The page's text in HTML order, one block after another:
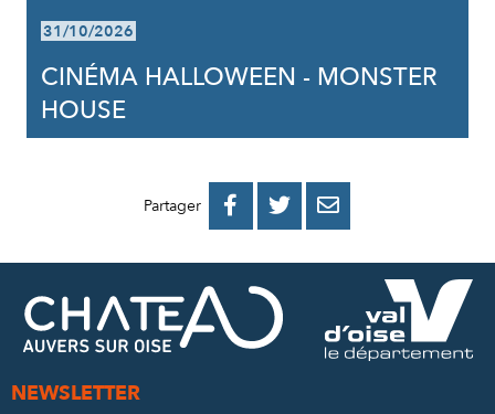
31/10/2026
CINÉMA HALLOWEEN - MONSTER
HOUSE
Partager 
PARTAGER
FACEBOOK
PARTAGER
PARTAGER
MAIL
NEWSLETTER